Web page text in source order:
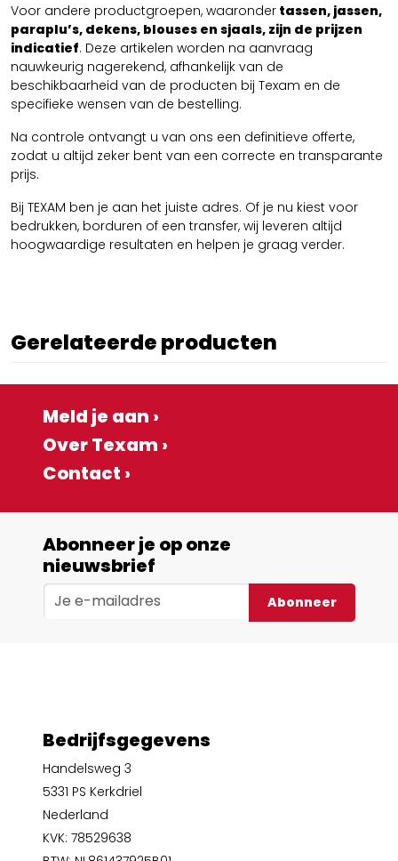
Voor andere productgroepen, waaronder tassen, jassen,
paraplu’s, dekens, blouses en sjaals, zijn de prijzen
indicatief. Deze artikelen worden na aanvraag
nauwkeurig nagerekend, afhankelijk van de
beschikbaarheid van de producten bij Texam en de
specifieke wensen van de bestelling.
Na controle ontvangt u van ons een definitieve offerte,
zodat u altijd zeker bent van een correcte en transparante
prijs.
Bij TEXAM ben je aan het juiste adres. Of je nu kiest voor
bedrukken, borduren of een transfer, wij leveren altijd
hoogwaardige resultaten en helpen je graag verder.
Gerelateerde producten
Meld je aan ›
Over Texam ›
Contact ›
Abonneer je op onze
nieuwsbrief
Abonneer
Bedrijfsgegevens
Handelsweg 3
5331 PS Kerkdriel
Nederland
KVK: 78529638